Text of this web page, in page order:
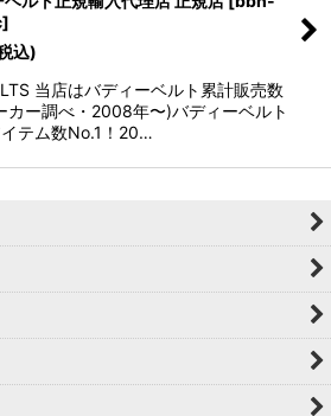
]
込)
当店はバディーベルト累計販売数
カー調べ・2008年〜)バディーベルト
テム数No.1！20…